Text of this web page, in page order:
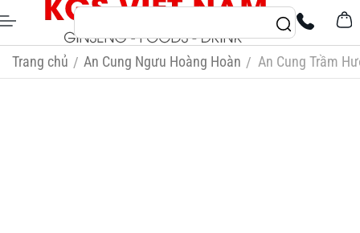
Trang chủ / An Cung Ngưu Hoàng Hoàn / An Cung Trầm